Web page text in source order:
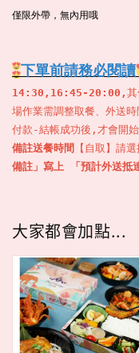
僅限外帶，無內用哦
下單前請務必閱讀
14:30,16:45-20:00,
場作業需調整取餐、外送
付款-結帳成功後,才會開
備註送餐時間
【自取】請
備註」寫上 「預計外送抵
大家都會加點...